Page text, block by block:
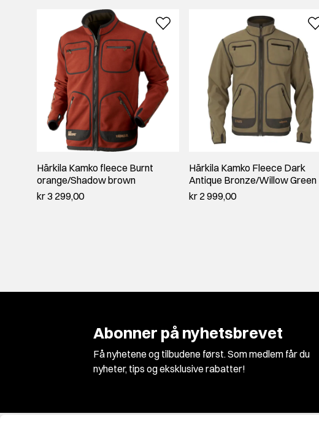
Härkila Kamko fleece Burnt
orange/Shadow brown
kr 3 299,00
Härkila Kamko Fleece Dark
Antique Bronze/Willow Green
kr 2 999,00
Abonner på nyhetsbrevet
Få nyhetene og tilbudene først. Som medlem får du
nyheter, tips og eksklusive rabatter!